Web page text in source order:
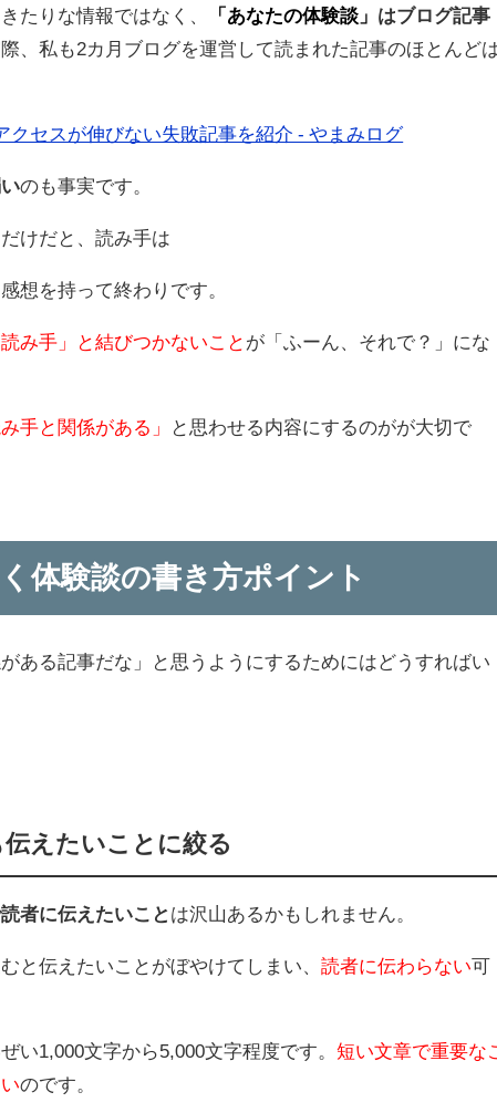
たりな情報ではなく、 「あなたの体験談」 はブログ記事
、私も2カ月ブログを運営して読まれた記事のほとんど
クセスが伸びない失敗記事を紹介 - やまみログ
のも事実です。
だけだと、読み手は
想を持って終わりです。
み手」と結びつかないこと が「ふーん、それで？」にな
み手と関係がある」
と思わせる内容にするのがが大切で
体験談の書き方ポイント
ある記事だな」と思うようにするためにはどうすればい
えたいことに絞る
者に伝えたいこと は沢山あるかもしれません。
と伝えたいことがぼやけてしまい、読者に伝わらない可
い1,000文字から5,000文字程度です。短い文章で重要な
のです。